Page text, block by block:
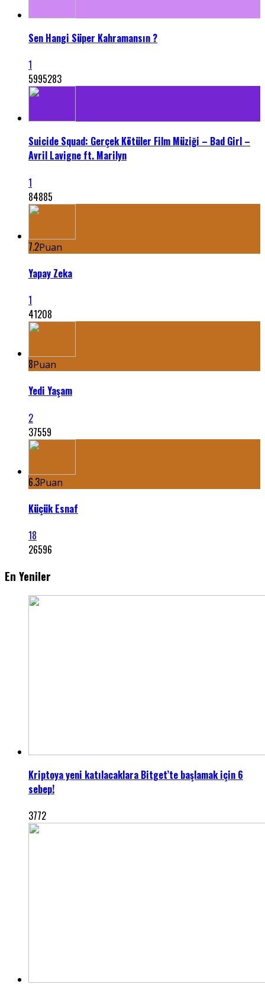
Sen Hangi Süper Kahramansın ?
1
5995283
Suicide Squad: Gerçek Kötüler Film Müziği – Bad Girl –
Avril Lavigne ft. Marilyn
1
84885
7.2Puan
Yapay Zeka
1
41208
8Puan
Yedi Yaşam
2
37559
6.3Puan
Küçük Esnaf
18
26596
En Yeniler
Kriptoya yeni katılacaklara Bitget’te başlamak için 6
sebep!
3772